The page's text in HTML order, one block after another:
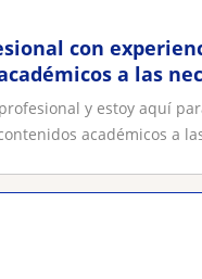
con
a las
y niños
y estoy aquí
académicos a